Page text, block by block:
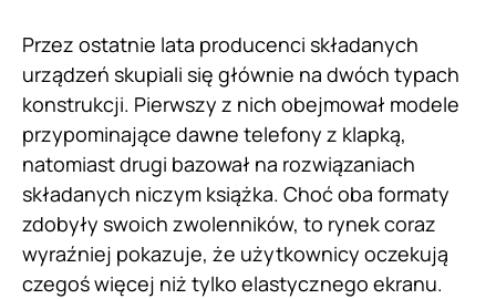
Przez ostatnie lata producenci składanych
urządzeń skupiali się głównie na dwóch typach
konstrukcji. Pierwszy z nich obejmował modele
przypominające dawne telefony z klapką,
natomiast drugi bazował na rozwiązaniach
składanych niczym książka. Choć oba formaty
zdobyły swoich zwolenników, to rynek coraz
wyraźniej pokazuje, że użytkownicy oczekują
czegoś więcej niż tylko elastycznego ekranu.